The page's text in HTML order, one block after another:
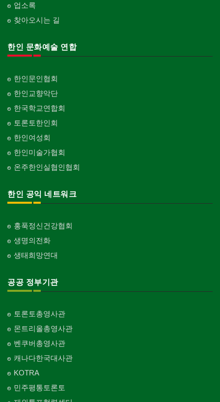
업소록
찾아오시는 길
한인 문화예술 연합
한인문인협회
한인교향악단
한국학교연합회
토론토한인회
한인여성회
한인미술가협회
온주한인실협인협회
한인 공익 네트워크
홍푹정신건강협회
생명의전화
생태희망연대
공공 정부기관
토론토총영사관
몬트리올총영사관
벤쿠버총영사관
캐나다한국대사관
KOTRA
민주평통토론토